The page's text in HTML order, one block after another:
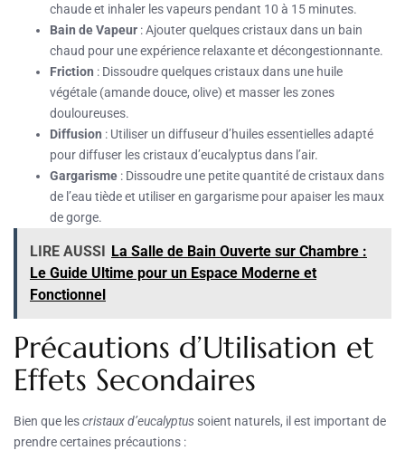
chaude et inhaler les vapeurs pendant 10 à 15 minutes.
Bain de Vapeur : Ajouter quelques cristaux dans un bain
chaud pour une expérience relaxante et décongestionnante.
Friction : Dissoudre quelques cristaux dans une huile
végétale (amande douce, olive) et masser les zones
douloureuses.
Diffusion : Utiliser un diffuseur d’huiles essentielles adapté
pour diffuser les cristaux d’eucalyptus dans l’air.
Gargarisme : Dissoudre une petite quantité de cristaux dans
de l’eau tiède et utiliser en gargarisme pour apaiser les maux
de gorge.
LIRE AUSSI La Salle de Bain Ouverte sur Chambre :
Le Guide Ultime pour un Espace Moderne et
Fonctionnel
Précautions d’Utilisation et
Effets Secondaires
Bien que lescristaux d’eucalyptus soient naturels, il est important de
prendre certaines précautions :